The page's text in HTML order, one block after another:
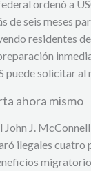
ordenó a
seis meses
residentes
puede solicitar
ahora mismo
J.
ilegales cuatro